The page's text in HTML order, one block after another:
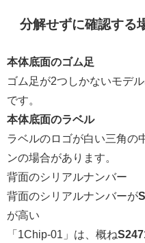
分解せずに確認する
本体底面のゴム足
ゴム足が2つしかないモデ
です。
本体底面のラベル
ラベルのロゴが白い三角の
ンの場合があります。
背面のシリアルナンバー
背面のシリアルナンバーが
が高い
「1Chip-01」は、概ね